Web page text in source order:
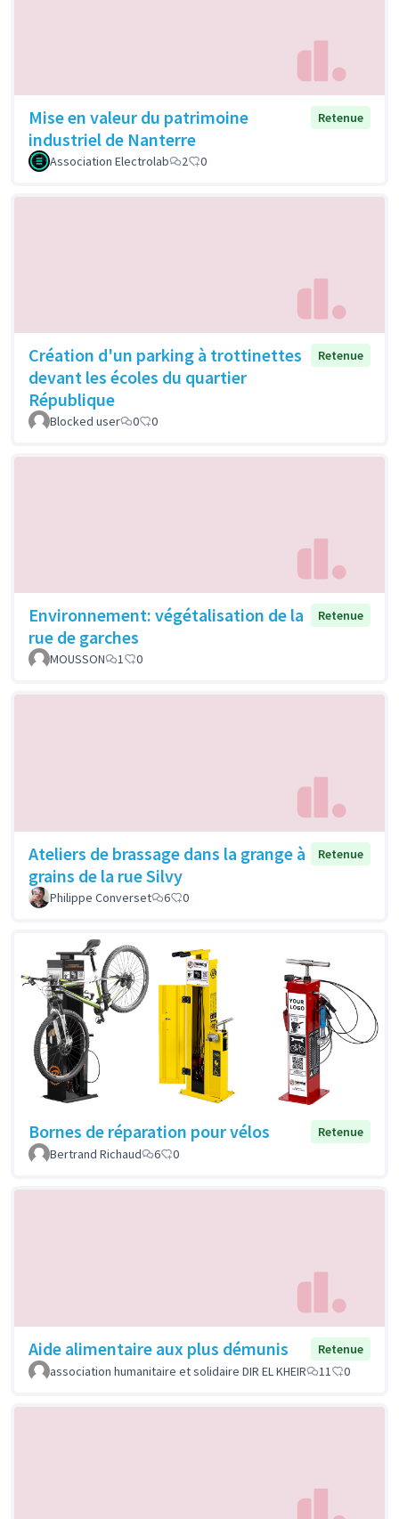
Mise en valeur du patrimoine
industriel de Nanterre
Retenue
Association Electrolab 2 0
Création d'un parking à trottinettes
devant les écoles du quartier
République
Retenue
Blocked user 0 0
Environnement: végétalisation de la
rue de garches
Retenue
MOUSSON 1 0
Ateliers de brassage dans la grange à
grains de la rue Silvy
Retenue
Philippe Converset 6 0
Bornes de réparation pour vélos
Retenue
Bertrand Richaud
6 0
Aide alimentaire aux plus démunis
Retenue
association humanitaire et solidaire DIR EL KHEIR
11 0